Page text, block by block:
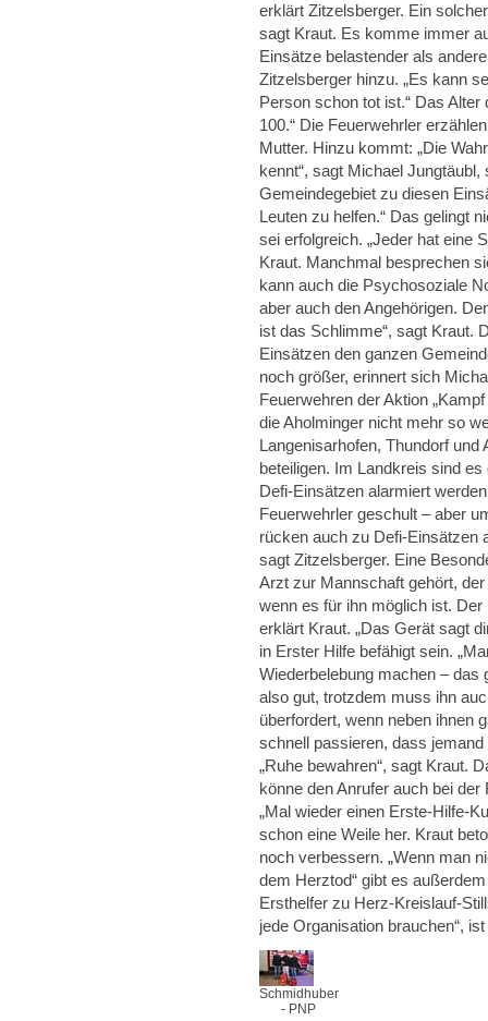
erklärt Zitzelsberger. Ein
sagt Kraut. Es komme immer
Einsätze belastender als
Zitzelsberger hinzu. „Es kann
Person schon tot ist.“ Das
100.“ Die Feuerwehrler
Mutter. Hinzu kommt: „Die
kennt“, sagt Michael
Gemeindegebiet zu diesen
Leuten zu helfen.“ Das gelingt
sei erfolgreich. „Jeder hat eine
Kraut. Manchmal besprechen
kann auch die Psychosoziale
aber auch den Angehörigen.
ist das Schlimme“, sagt Kraut.
Einsätzen den ganzen
noch größer, erinnert sich
Feuerwehren der Aktion
die Aholminger nicht mehr so
Langenisarhofen, Thundorf
beteiligen. Im Landkreis sind
Defi-Einsätzen alarmiert
Feuerwehrler geschult – aber
rücken auch zu Defi-Einsätzen
sagt Zitzelsberger. Eine
Arzt zur Mannschaft gehört,
wenn es für ihn möglich ist.
erklärt Kraut. „Das Gerät sagt
in Erster Hilfe befähigt sein.
Wiederbelebung machen – das
also gut, trotzdem muss ihn
überfordert, wenn neben ihnen
schnell passieren, dass
„Ruhe bewahren“, sagt Kraut.
könne den Anrufer auch bei
„Mal wieder einen Erste-Hilfe-
schon eine Weile her. Kraut
noch verbessern. „Wenn man
dem Herztod“ gibt es
Ersthelfer zu Herz-Kreislauf-
jede Organisation brauchen“,
Schmidhuber
- PNP